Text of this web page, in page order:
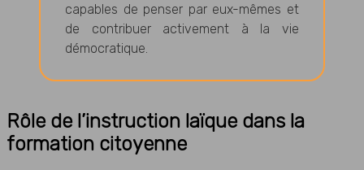
capables de penser par eux-mêmes et
de contribuer activement à la vie
démocratique.
Rôle de l’instruction laïque dans la
formation citoyenne